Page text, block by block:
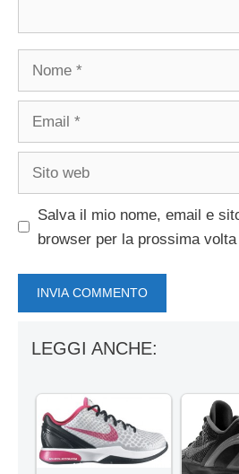
Salva il mio nome, email e
browser per la prossima
LEGGI ANCHE: